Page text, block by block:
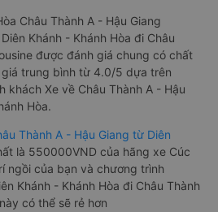
Châu Thành A - Hậu Giang
Khánh - Khánh Hòa đi Châu
được đánh giá chung có chất
trung bình từ 4.0/5 dựa trên
khách Xe về Châu Thành A - Hậu
Hòa.
Thành A - Hậu Giang từ Diên
là 550000VND của hãng xe Cúc
ngồi của bạn và chương trình
Khánh - Khánh Hòa đi Châu Thành
có thể sẽ rẻ hơn